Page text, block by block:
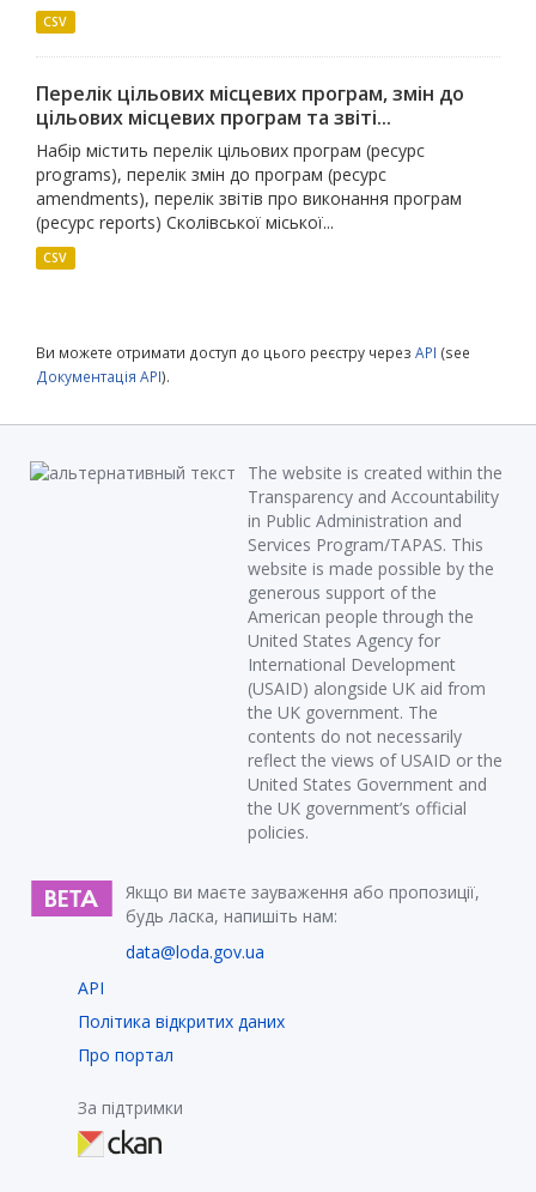
CSV
Перелік цільових місцевих програм, змін до
цільових місцевих програм та звіті...
Набір містить перелік цільових програм (ресурс
programs), перелік змін до програм (ресурс
amendments), перелік звітів про виконання програм
(ресурс reports) Сколівської міської...
CSV
Ви можете отримати доступ до цього реєстру через API (see
Документація API).
The website is created within the
Transparency and Accountability
in Public Administration and
Services Program/TAPAS. This
website is made possible by the
generous support of the
American people through the
United States Agency for
International Development
(USAID) alongside UK aid from
the UK government. The
contents do not necessarily
reflect the views of USAID or the
United States Government and
the UK government’s official
policies.
Якщо ви маєте зауваження або пропозиції,
будь ласка, напишіть нам:
data@loda.gov.ua
API
Політика відкритих даних
Про портал
За підтримки